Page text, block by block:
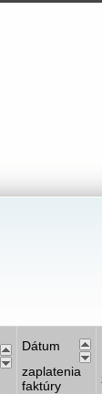
Dátum
zaplatenia
faktúry